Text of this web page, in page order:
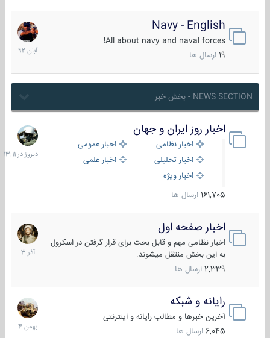
Navy - English
All about navy and naval forces!
ارسال ها
22
آبان
1392
NEWS SECTION - بخش خبر
اخبار روز ایران و جهان
اخبار نظامی
اخبار عمومی
اخبار تحلیلی
اخبار علمی
اخبار ویژه
161,705 ارسال ها
دیروز
در
13:11
اخبار صفحه اول
اخبار نظامی مهم و قابل بحث برای قرار گرفتن در اسکرول
به این بخش منتقل میشوند.
2,339 ارسال ها
7
آذر
1403
رایانه و شبکه
آخرین خبرها و مطالب رایانه و اینترنتی
6,045 ارسال ها
30
بهمن
1404